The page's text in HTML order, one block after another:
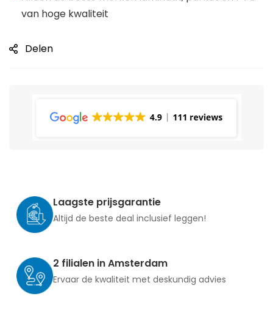
van hoge kwaliteit
Delen
Laagste prijsgarantie
Altijd de beste deal inclusief leggen!
2 filialen in Amsterdam
Ervaar de kwaliteit met deskundig advies